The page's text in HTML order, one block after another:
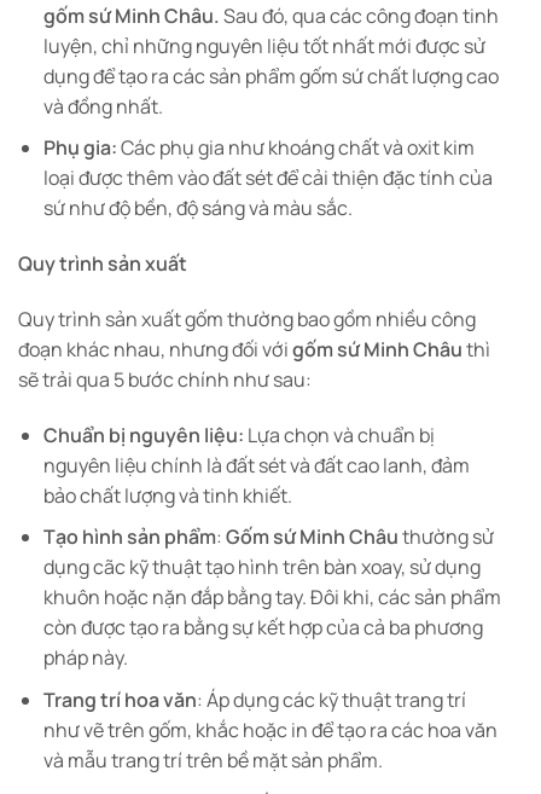
gốm sứ Minh Châu.Sau đó, qua các công đoạn tinh
luyện, chỉ những nguyên liệu tốt nhất mới được sử
dụng để tạo ra các sản phẩm gốm sứ chất lượng cao
và đồng nhất.
Phụ gia:Các phụ gia như khoáng chất và oxit kim
loại được thêm vào đất sét để cải thiện đặc tính của
sứ như độ bền, độ sáng và màu sắc.
Quy trình sản xuất
Quy trình sản xuất gốm thường bao gồm nhiều công
đoạn khác nhau, nhưng đối vớigốm sứ Minh Châuthì
sẽ trải qua 5 bước chính như sau:
Chuẩn bị nguyên liệu: Lựa chọn và chuẩn bị
nguyên liệu chính là đất sét và đất cao lanh, đảm
bảo chất lượng và tinh khiết.
Tạo hình sản phẩm: Gốm sứ Minh Châuthường sử
dụng cãc kỹ thuật tạo hình trên bàn xoay, sử dụng
khuôn hoặc nặn đắp bằng tay. Đôi khi, các sản phẩm
còn được tạo ra bằng sự kết hợp của cả ba phương
pháp này.
Trang trí hoa văn: Áp dụng các kỹ thuật trang trí
như vẽ trên gốm, khắc hoặc in để tạo ra các hoa văn
và mẫu trang trí trên bề mặt sản phẩm.